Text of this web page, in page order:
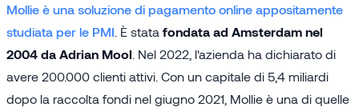
Mollie è una soluzione di pagamento online appositamente
studiata per le PMI . È stata fondata ad Amsterdam nel
2004 da Adrian Mool . Nel 2022, l'azienda ha dichiarato di
avere 200.000 clienti attivi. Con un capitale di 5,4 miliardi
dopo la raccolta fondi nel giugno 2021, Mollie è una di quelle